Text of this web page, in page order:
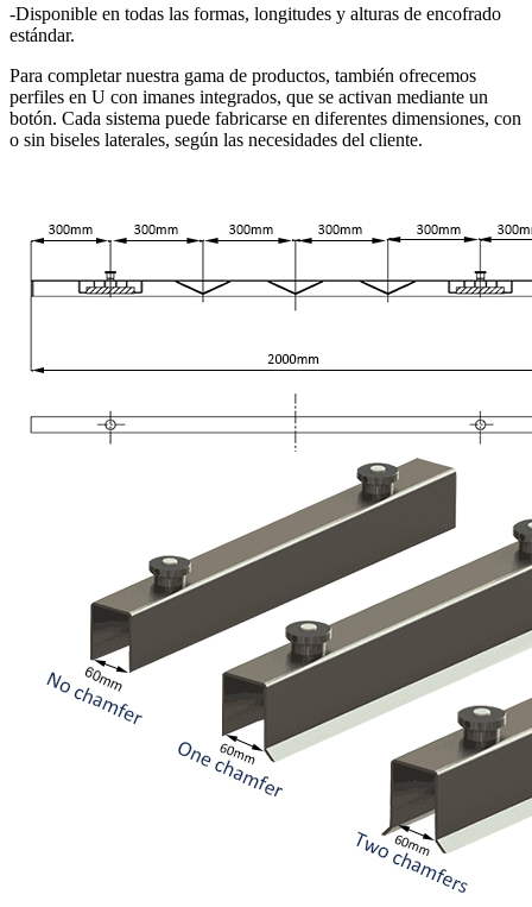
-Disponible en todas las formas, longitudes y alturas de encofrado
estándar.
Para completar nuestra gama de productos, también ofrecemos
perfiles en U con imanes integrados, que se activan mediante un
botón. Cada sistema puede fabricarse en diferentes dimensiones, con
o sin biseles laterales, según las necesidades del cliente.